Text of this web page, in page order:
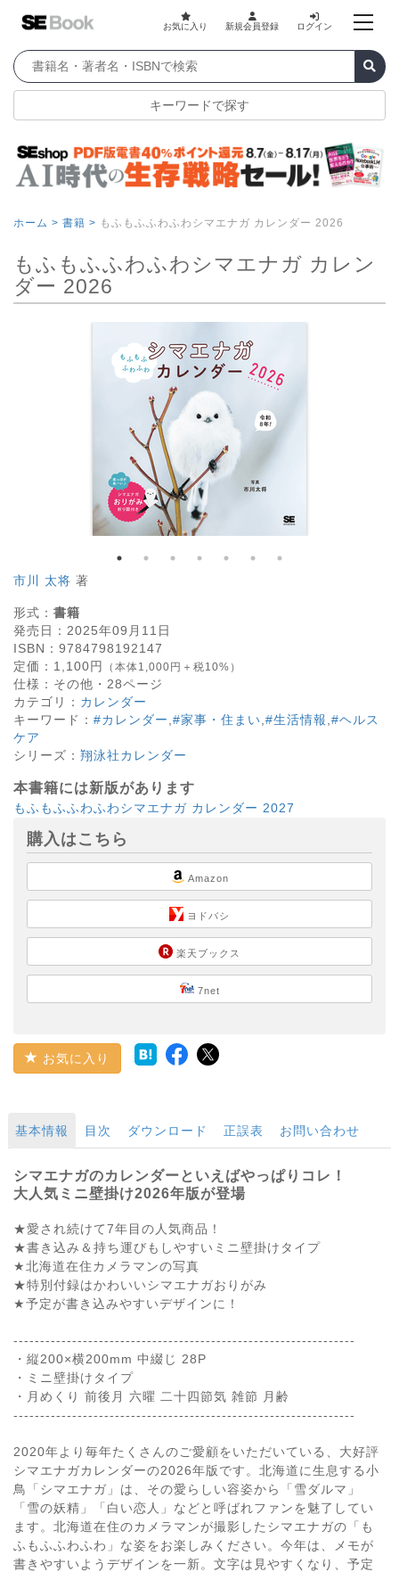
お気に入り 新規会員登録 ログイン
キーワードで探す
ホーム > 書籍 > もふもふふわふわシマエナガ カレンダー 2026
もふもふふわふわシマエナガ カレン
ダー 2026
市川 太将 著
形式： 書籍
発売日： 2025年09月11日
ISBN： 9784798192147
定価： 1,100円 （本体1,000円＋税10%）
仕様： その他・ 28ページ
カテゴリ： カレンダー
キーワード： #カレンダー #家事・住まい #生活情報 #ヘルス
ケア
シリーズ： 翔泳社カレンダー
本書籍には新版があります
もふもふふわふわシマエナガ カレンダー 2027
購入はこちら
Amazon
ヨドバシ
楽天ブックス
7net
お気に入り
基本情報 目次 ダウンロード 正誤表 お問い合わせ
シマエナガのカレンダーといえばやっぱりコレ！
大人気ミニ壁掛け2026年版が登場
★愛され続けて7年目の人気商品！
★書き込み＆持ち運びもしやすいミニ壁掛けタイプ
★北海道在住カメラマンの写真
★特別付録はかわいいシマエナガおりがみ
★予定が書き込みやすいデザインに！
----------------------------------------------------------------
・縦200×横200mm 中綴じ 28P
・ミニ壁掛けタイプ
・月めくり 前後月 六曜 二十四節気 雑節 月齢
----------------------------------------------------------------
2020年より毎年たくさんのご愛顧をいただいている、大好評
シマエナガカレンダーの2026年版です。北海道に生息する小
鳥「シマエナガ」は、その愛らしい容姿から「雪ダルマ」
「雪の妖精」「白い恋人」などと呼ばれファンを魅了してい
ます。北海道在住のカメラマンが撮影したシマエナガの「も
ふもふふわふわ」な姿をお楽しみください。今年は、メモが
書きやすいようデザインを一新。文字は見やすくなり、予定